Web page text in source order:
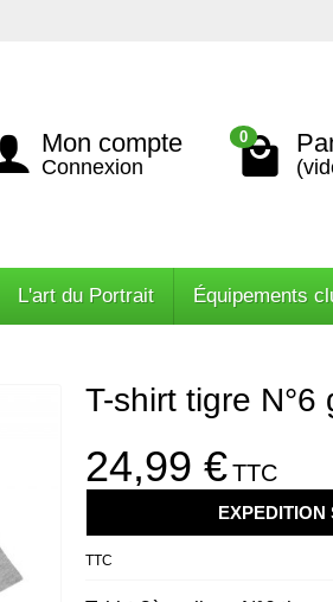
Mon compte
Connexion
0
L'art du Portrait Équipements
T-shirt tigre N°6
24,99 €TTC
EXPEDITION
TTC